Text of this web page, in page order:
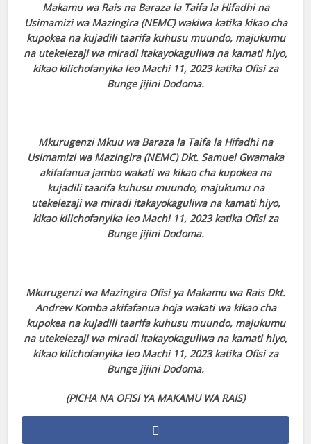
Makamu wa Rais na Baraza la Taifa la Hifadhi na
Usimamizi wa Mazingira (NEMC) wakiwa katika kikao cha
kupokea na kujadili taarifa kuhusu muundo, majukumu
na utekelezaji wa miradi itakayokaguliwa na kamati hiyo,
kikao kilichofanyika leo Machi 11, 2023 katika Ofisi za
Bunge jijini Dodoma.
Mkurugenzi Mkuu wa Baraza la Taifa la Hifadhi na
Usimamizi wa Mazingira (NEMC) Dkt. Samuel Gwamaka
akifafanua jambo wakati wa kikao cha kupokea na
kujadili taarifa kuhusu muundo, majukumu na
utekelezaji wa miradi itakayokaguliwa na kamati hiyo,
kikao kilichofanyika leo Machi 11, 2023 katika Ofisi za
Bunge jijini Dodoma.
Mkurugenzi wa Mazingira Ofisi ya Makamu wa Rais Dkt.
Andrew Komba akifafanua hoja wakati wa kikao cha
kupokea na kujadili taarifa kuhusu muundo, majukumu
na utekelezaji wa miradi itakayokaguliwa na kamati hiyo,
kikao kilichofanyika leo Machi 11, 2023 katika Ofisi za
Bunge jijini Dodoma.
(PICHA NA OFISI YA MAKAMU WA RAIS)